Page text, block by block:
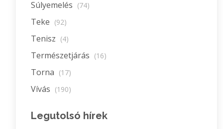
Súlyemelés (74)
Teke (92)
Tenisz (4)
Természetjárás (16)
Torna (17)
Vívás (190)
Legutolsó hírek